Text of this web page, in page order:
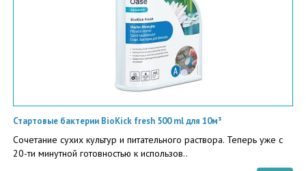
Стартовые бактерии BioKick fresh 500 ml для 10м³
Сочетание сухих культур и питательного раствора. Теперь уже с
20-ти минутной готовностью к использов..